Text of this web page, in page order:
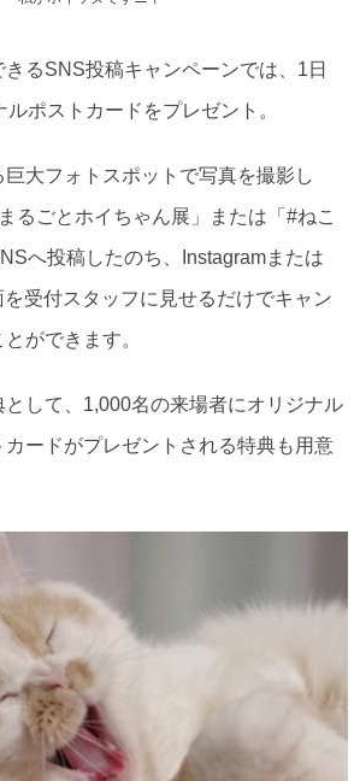
きるSNS投稿キャンペーンでは、1日
ポストカードをプレゼント。
大フォトスポットで写真を撮影し
るごとホイちゃん展」または「#ねこ
へ投稿したのち、Instagramまたは
受付スタッフに見せるだけでキャン
ができます。
として、1,000名の来場者にオリジナル
ードがプレゼントされる特典も用意